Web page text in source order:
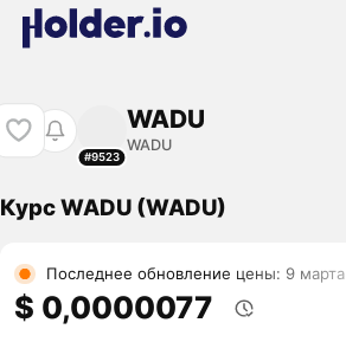
#9523
WADU
WADU
Курс WADU (WADU)
Последнее обновление цены: 9 марта
$ 0,0000077